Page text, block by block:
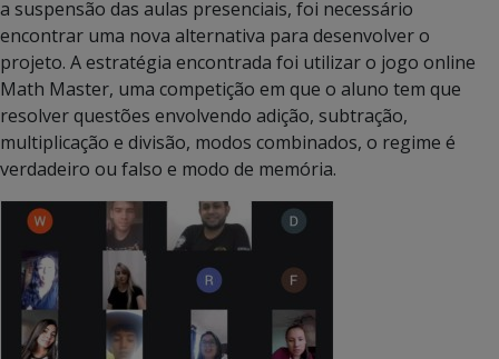
a suspensão das aulas presenciais, foi necessário
encontrar uma nova alternativa para desenvolver o
projeto. A estratégia encontrada foi utilizar o jogo online
Math Master, uma competição em que o aluno tem que
resolver questões envolvendo adição, subtração,
multiplicação e divisão, modos combinados, o regime é
verdadeiro ou falso e modo de memória.